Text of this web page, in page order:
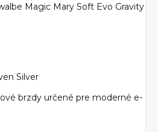
Magic Mary Soft Evo Gravity
Silver
brzdy určené pre moderné e-